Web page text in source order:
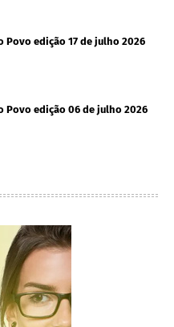
Povo edição 17 de julho 2026
Povo edição 06 de julho 2026